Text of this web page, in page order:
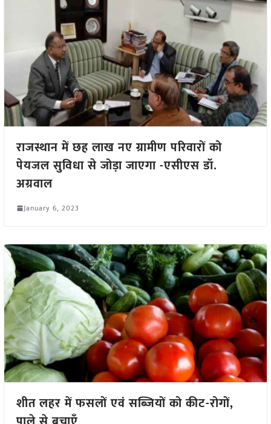
राजस्थान में छह लाख नए ग्रामीण परिवारों को
पेयजल सुविधा से जोड़ा जाएगा -एसीएस डॉ.
अग्रवाल
January 6, 2023
शीत लहर में फसलों एवं सब्जियों को कीट-रोगों,